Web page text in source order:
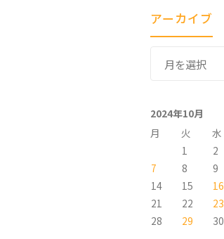
アーカイブ
イ
ブ
2024年10月
月
火 水
1
2
7
8 9
14
15 16
21
22 23
28
29 30